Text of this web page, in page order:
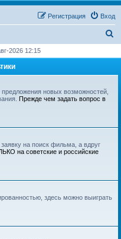
Вход
Регистрация
с
2026 12:15
новых возможностей,
Прежде чем задать вопрос в
на поиск фильма, а вдруг
на советские и российские
здесь можно выиграть